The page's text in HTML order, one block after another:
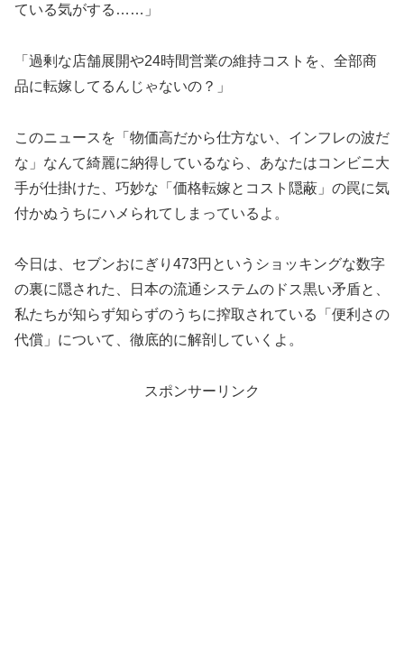
ている気がする……」
「過剰な店舗展開や24時間営業の維持コストを、全部商
品に転嫁してるんじゃないの？」
このニュースを「物価高だから仕方ない、インフレの波だ
な」なんて綺麗に納得しているなら、あなたはコンビニ大
手が仕掛けた、巧妙な「価格転嫁とコスト隠蔽」の罠に気
付かぬうちにハメられてしまっているよ。
今日は、セブンおにぎり473円というショッキングな数字
の裏に隠された、日本の流通システムのドス黒い矛盾と、
私たちが知らず知らずのうちに搾取されている「便利さの
代償」について、徹底的に解剖していくよ。
スポンサーリンク